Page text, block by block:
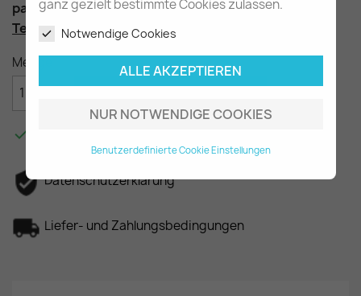
ganz gezielt bestimmte Cookies zulassen.
Notwendige Cookies
ALLE AKZEPTIEREN
NUR NOTWENDIGE COOKIES
Benutzerdefinierte Cookie Einstellungen
passend für die W201 Baureihe
Teilenummer: A2016110231
Menge


Datenschutzerklärung
Liefer- und Zahlungsbedingungen